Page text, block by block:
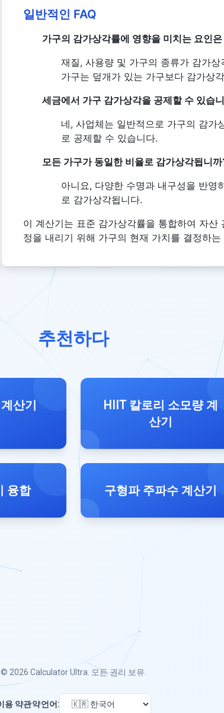
일반적인 FAQ
가구의 감가상각률에 영향을 미치는 요인
재질, 사용량 및 가구의 종류가 감가
가구는 덮개가 있는 가구보다 감가상
세금에서 가구 감가상각을 공제할 수 있습
네, 사업체는 일반적으로 가구의 감가
로 공제할 수 있습니다.
모든 가구가 동일한 비율로 감가상각됩니까
아니요, 다양한 수명과 내구성을 반영
로 감가상각됩니다.
이 계산기는 표준 감가상각률을 통합하여 자
정을 내리기 위해 가구의 현재 가치를 결정하
추천하다
산기
HIIT 칼로리 소모량 계
산기
융합 구형파 주파수 계산기
© 2026 Calculator Ultra . 모든 권리 보유.
용 약관약언어: